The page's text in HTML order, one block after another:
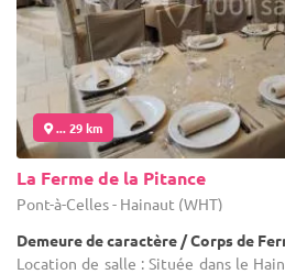
... 29 km
La Ferme de la Pitance
Pont-à-Celles - Hainaut (WHT)
Demeure de caractère / Corps de
Location de salle : Située dans le